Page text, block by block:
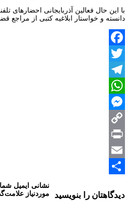
با این حال فعالین آذربایجانی احضارهای
دانسته و خواستار ابلاغیه کتبی از مراجع
Facebook
Twitter
Telegram
WhatsApp
Messenger
Copy
Link
Print
Email
دیدگاهتان را بنویسید
نشانی ایمیل
موردنیاز